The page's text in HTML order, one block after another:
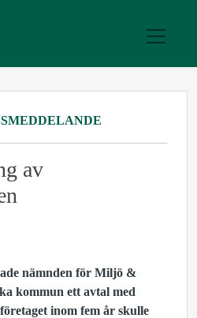
av
nämnden för Miljö &
kommun ett avtal med
inom fem år skulle